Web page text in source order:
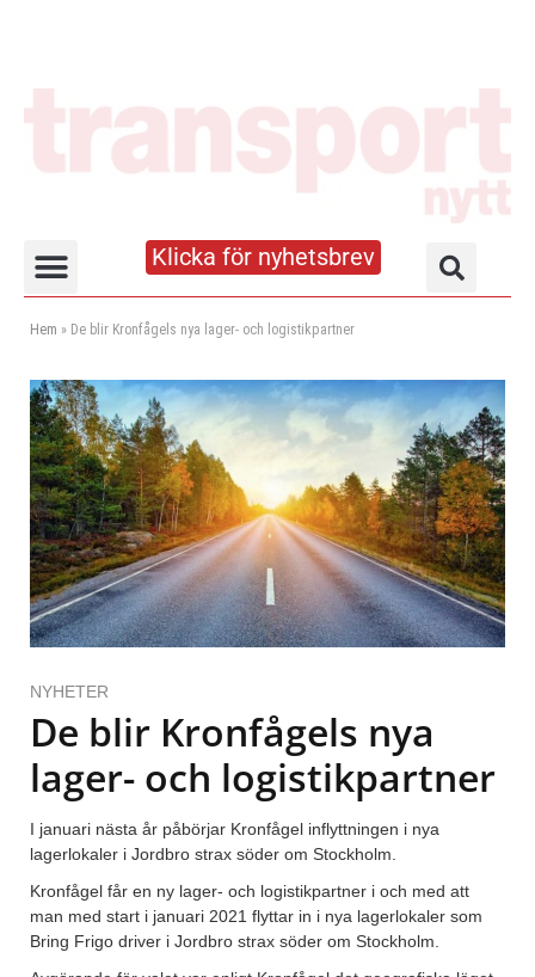
Klicka för nyhetsbrev
Hem » De blir Kronfågels nya lager- och logistikpartner
NYHETER
De blir Kronfågels nya
lager- och logistikpartner
I januari nästa år påbörjar Kronfågel inflyttningen i nya
lagerlokaler i Jordbro strax söder om Stockholm.
Kronfågel får en ny lager- och logistikpartner i och med att
man med start i januari 2021 flyttar in i nya lagerlokaler som
Bring Frigo driver i Jordbro strax söder om Stockholm.